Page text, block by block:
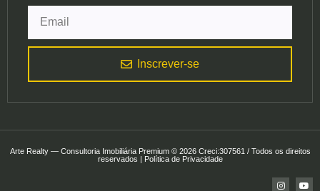
Inscrever-se
Arte Realty — Consultoria Imobiliária Premium © 2026 Creci:307561 / Todos os direitos
reservados | Política de Privacidade